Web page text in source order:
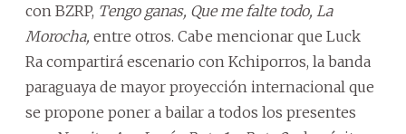
con BZRP, Tengo ganas, Que me falte todo, La
Morocha, entre otros. Cabe mencionar que Luck
Ra compartirá escenario con Kchiporros, la banda
paraguaya de mayor proyección internacional que
se propone poner a bailar a todos los presentes